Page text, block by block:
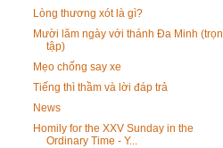
Lòng thương xót là gì?
Mười lăm ngày với thánh Đa Minh (trọn
tập)
Mẹo chống say xe
Tiếng thì thầm và lời đáp trả
News
Homily for the XXV Sunday in the
Ordinary Time - Y...